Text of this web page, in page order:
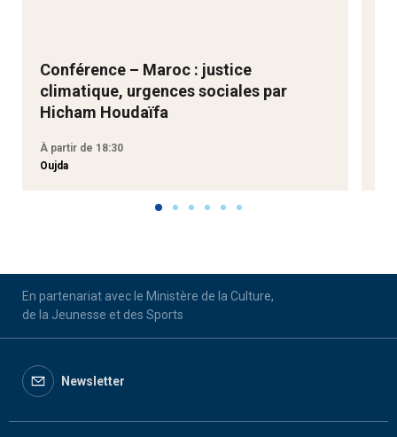
Conférence – Maroc : justice
climatique, urgences sociales par
Hicham Houdaïfa
À partir de 18:30
Oujda
En partenariat avec le Ministère de la Culture,
de la Jeunesse et des Sports
Newsletter